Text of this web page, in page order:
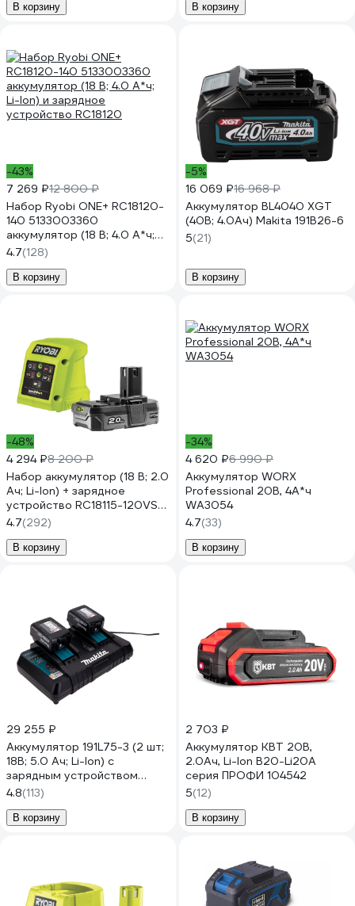
В корзину В корзину
-43%
7 269 ₽12 800 ₽
Набор Ryobi ONE+ RC18120-
140 5133003360
аккумулятор (18 В; 4.0 A*ч;
Li-Ion) и зарядное
устройство RC18120
4.7(128)
В корзину
-5%
16 069 ₽16 968 ₽
Аккумулятор BL4040 XGT
(40В; 4.0Ач) Makita 191B26-6
5(21)
В корзину
-48%
4 294 ₽8 200 ₽
Набор аккумулятор (18 В; 2.0
Ач; Li-Ion) + зарядное
устройство RC18115-120VSE
Ryobi 5133004897
4.7(292)
В корзину
-34%
4 620 ₽6 990 ₽
Аккумулятор WORX
Professional 20В, 4А*ч
WA3054
4.7(33)
В корзину
29 255 ₽
Аккумулятор 191L75-3 (2 шт;
18В; 5.0 Ач; Li-Ion) с
зарядным устройством
Makita 199380
4.8(113)
В корзину
2 703 ₽
Аккумулятор КВТ 20В,
2.0Ач, Li-Ion B20-Li20A
серия ПРОФИ 104542
5(12)
В корзину